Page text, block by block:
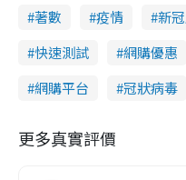
著數 疫情 新
快速測試
網購優惠
網購平台
冠狀病毒
更多真實評價